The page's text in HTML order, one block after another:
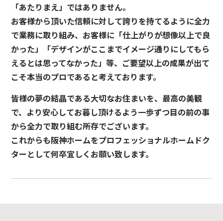
「あたりまえ」ではありません。
お客様から頂いた信頼に対して誇りを持てるように全力
で業務に取り組み、お客様に「仕上がりが想像以上で良
かった」「デザインがここまでイメージ通りにしてもら
えるとは思ってなかった」等、ご要望以上の成果が出て
こそ本当のプロであると考えております。
皆様の夢の結晶である大切なお住まいを、最高の美観
で、より安心してお暮し頂けるよう一歩ずつ目の前の事
から全力で取り組む所存でございます。
これからも阪神ホームをプロフェッショナルホームドク
ターとして何卒宜しくお願い致します。